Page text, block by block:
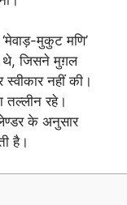
मुकुट मणि’
थे, जिसने मुग़ल
स्वीकार नहीं की।
तल्लीन रहे।
के अनुसार
है।